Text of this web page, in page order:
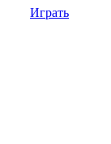
Играть